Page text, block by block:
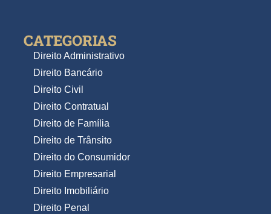
CATEGORIAS
Direito Administrativo
Direito Bancário
Direito Civil
Direito Contratual
Direito de Família
Direito de Trânsito
Direito do Consumidor
Direito Empresarial
Direito Imobiliário
Direito Penal